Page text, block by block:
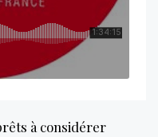
à considérer